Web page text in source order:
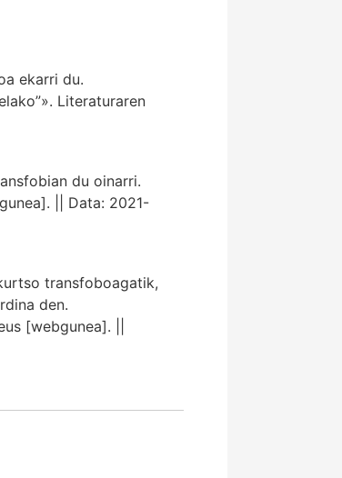
ekarri du.
Literaturaren
du oinarri.
|| Data: 2021-
transfoboagatik,
den.
[webgunea]. ||